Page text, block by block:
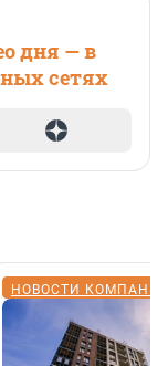
дня — в
сетях
НОВОСТИ